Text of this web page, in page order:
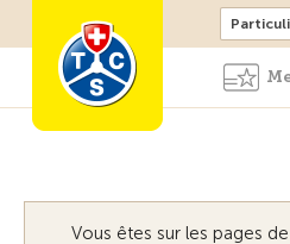
Devenir
Vous êtes sur les pages